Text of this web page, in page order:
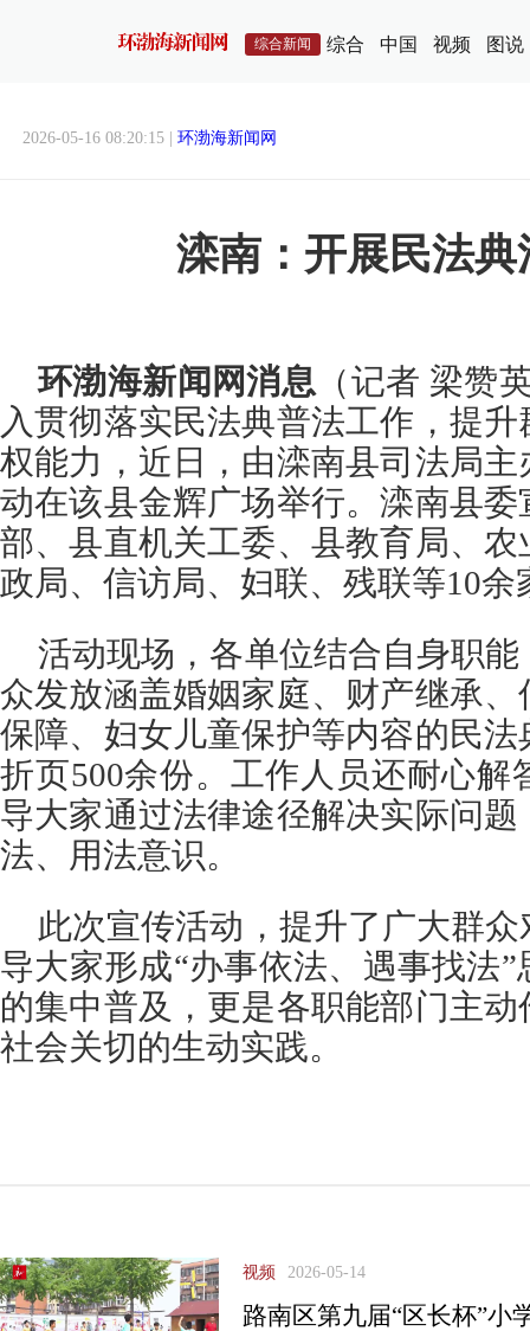
综合新闻 综合 中国 视频 图说
2026-05-16 08:20:15 | 环渤海新闻网
滦南：开展民法典
环渤海新闻网消息 （记者 梁赞
入贯彻落实民法典普法工作，提
权能力，近日，由滦南县司法局
动在该县金辉广场举行。滦南县
部、县直机关工委、县教育局、
政局、信访局、妇联、残联等10余
活动现场，各单位结合自身职
众发放涵盖婚姻家庭、财产继承
保障、妇女儿童保护等内容的民
折页500余份。工作人员还耐心解
导大家通过法律途径解决实际问
法、用法意识。
此次宣传活动，提升了广大群
导大家形成“办事依法、遇事找法
的集中普及，更是各职能部门主
社会关切的生动实践。
视频 2026-05-14
路南区第九届“区长杯”小